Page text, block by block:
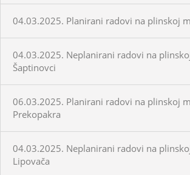
04.03.2025. Planirani radovi na plinskoj
04.03.2025. Neplanirani radovi na
Šaptinovci
06.03.2025. Planirani radovi na plinskoj
Prekopakra
04.03.2025. Neplanirani radovi na
Lipovača